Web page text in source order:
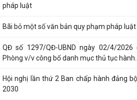
pháp luật
Bãi bỏ một số văn bản quy phạm pháp
QĐ số 1297/QĐ-UBND ngày 02/4/2026
Phòng v/v công bố danh mục thủ tục hành...
Hội nghị lần thứ 2 Ban chấp hành đảng
2030